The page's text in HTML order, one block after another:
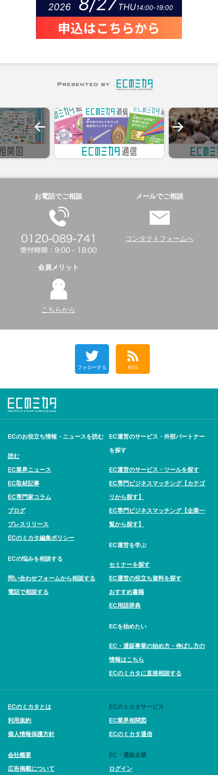
お電話でご相談 メールでご相談
コンタクトフォームへ
会員メリット
こちらから
フォローする RSS
ECのお役立ち情報・ニュースを読む
読む
EC業界ニュース
EC取材記事
EC専門家コラム
ブログ
プレスリリース
ECのミカタ編集ポリシー
ECの悩みを相談する
問い合わせフォームから相談する
電話で相談する
EC運営のサービス・外部パートナー
を探す
EC運営のサービス・ツールを探す
EC専門ビジネスマッチング【カテゴ
リから探す】
EC専門ビジネスマッチング【企業一
覧から探す】
EC運営を学ぶ
セミナーを探す
EC運営の役立ち資料を探す
おすすめ書籍
EC用語辞典
ECを始めたい
EC・通販事業の始め方・伸ばし方の
情報はこちら
ECのミカタに直接相談する
ECのミカタとは
利用規約
個人情報保護方針
会社概要
広告掲載について
ECのミカタサービス
EC業界相関図
ECのミカタ通信
EC・通販企業
ログイン